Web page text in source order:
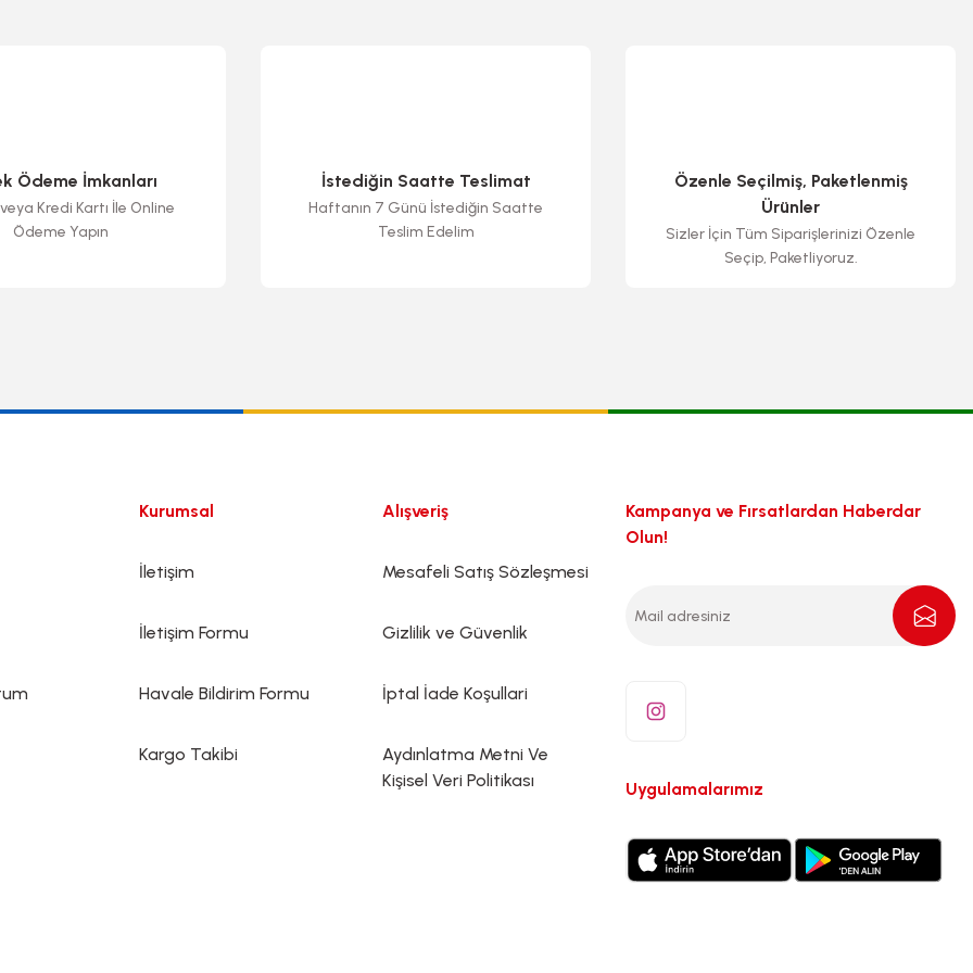
Ödeme İmkanları
Kredi Kartı İle Online
Ödeme Yapın
İstediğin Saatte Teslimat
Haftanın 7 Günü İstediğin Saatte
Teslim Edelim
Özenle Seçilmiş, Paketlenmiş
Ürünler
Sizler İçin Tüm Siparişlerinizi Özenle
Seçip, Paketliyoruz.
Kurumsal
İletişim
İletişim Formu
Havale Bildirim Formu
Kargo Takibi
Alışveriş
Mesafeli Satış Sözleşmesi
Gizlilik ve Güvenlik
İptal İade Koşullari
Aydınlatma Metni Ve
Kişisel Veri Politikası
Kampanya ve Fırsatlardan Haberdar
Olun!
Uygulamalarımız